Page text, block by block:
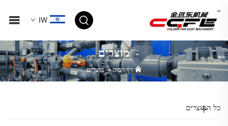
IW
מוצרים
דף הבית>מוצרים
כל המוצרים